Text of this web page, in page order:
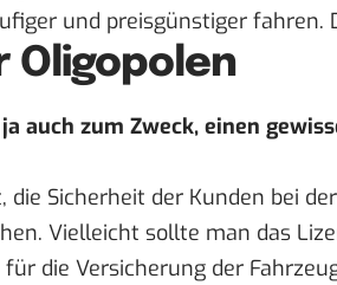
und preisgünstiger fahren.
Oligopolen
auch zum Zweck, einen
die Sicherheit der Kunden bei
Vielleicht sollte man das
für die Versicherung der